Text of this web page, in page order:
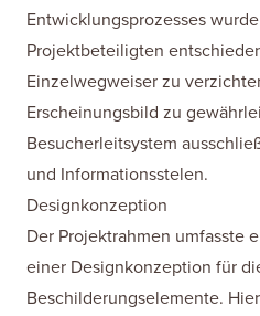
Entwicklungsprozesses
Projektbeteiligten
Einzelwegweiser zu
Erscheinungsbild zu
Besucherleitsystem
und Informationsstelen.
Designkonzeption
Der Projektrahmen umfasste
einer Designkonzeption für
Beschilderungselemente.